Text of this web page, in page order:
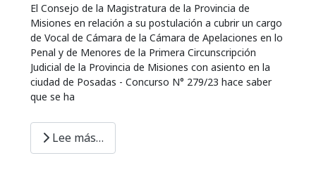
El Consejo de la Magistratura de la Provincia de
Misiones en relación a su postulación a cubrir un cargo
de Vocal de Cámara de la Cámara de Apelaciones en lo
Penal y de Menores de la Primera Circunscripción
Judicial de la Provincia de Misiones con asiento en la
ciudad de Posadas - Concurso N° 279/23 hace saber
que se ha
Lee más…